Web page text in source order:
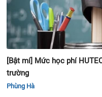
[Bật mí] Mức học phí
trường
Phùng Hà